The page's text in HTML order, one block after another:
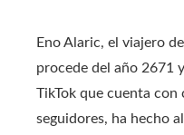
Eno Alaric, el viajero
procede del año 2671
TikTok que cuenta con
seguidores, ha hecho